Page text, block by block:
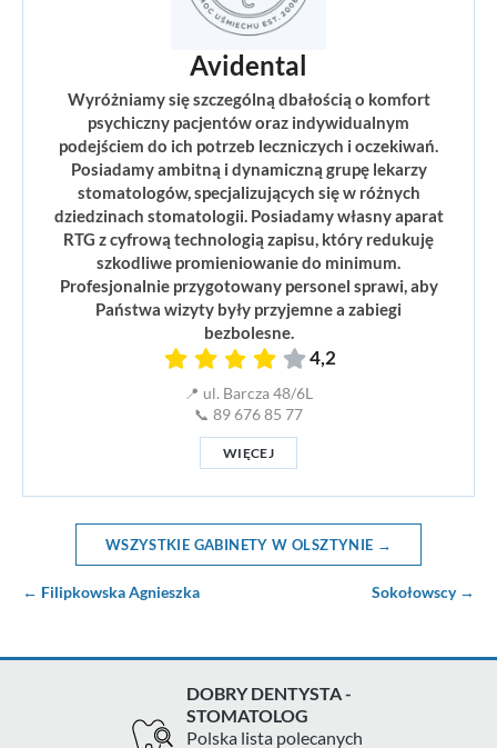
Avidental
Wyróżniamy się szczególną dbałością o komfort
psychiczny pacjentów oraz indywidualnym
podejściem do ich potrzeb leczniczych i oczekiwań.
Posiadamy ambitną i dynamiczną grupę lekarzy
stomatologów, specjalizujących się w różnych
dziedzinach stomatologii. Posiadamy własny aparat
RTG z cyfrową technologią zapisu, który redukuję
szkodliwe promieniowanie do minimum.
Profesjonalnie przygotowany personel sprawi, aby
Państwa wizyty były przyjemne a zabiegi
bezbolesne.
4,2
📍 ul. Barcza 48/6L
📞 89 676 85 77
WIĘCEJ
WSZYSTKIE GABINETY W OLSZTYNIE →
← Filipkowska Agnieszka Sokołowscy →
DOBRY DENTYSTA -
STOMATOLOG
Polska lista polecanych